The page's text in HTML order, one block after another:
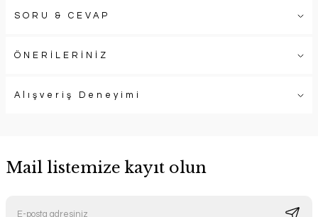
SORU & CEVAP
ÖNERİLERİNİZ
Alışveriş Deneyimi
Mail listemize kayıt olun